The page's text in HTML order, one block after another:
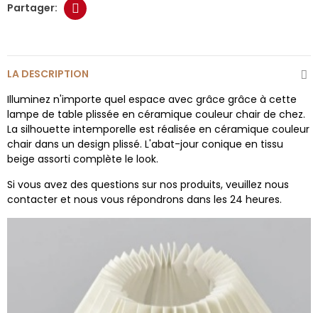
LA DESCRIPTION
Illuminez n'importe quel espace avec grâce grâce à cette
lampe de table plissée en céramique couleur chair de chez.
La silhouette intemporelle est réalisée en céramique couleur
chair dans un design plissé. L'abat-jour conique en tissu
beige assorti complète le look.
Si vous avez des questions sur nos produits, veuillez nous
contacter et nous vous répondrons dans les 24 heures.